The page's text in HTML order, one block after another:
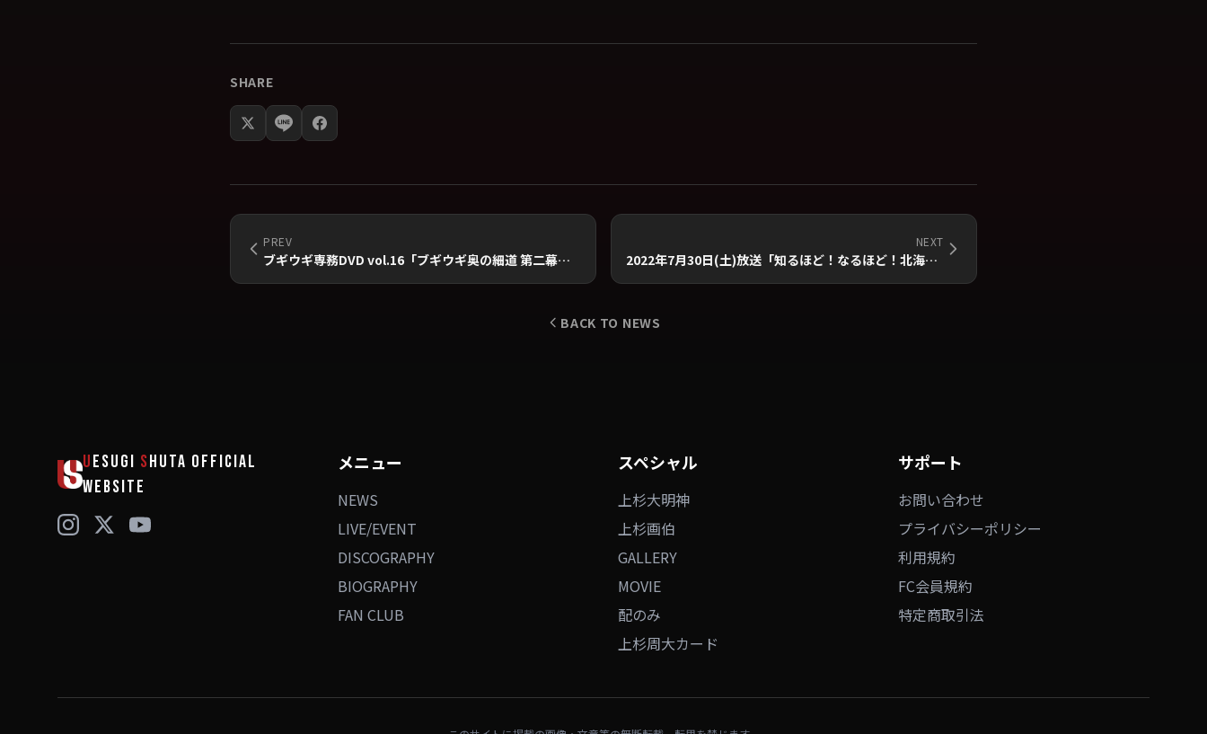
SHARE
PREV
ブギウギ専務DVD vol.16「ブギウギ奥の細道 第二幕」～厚岸 牡蠣の章～発売＆発売イベント開催のお知らせ！
NEXT
2022年7月30日(土)放送「知るほど！なるほど！北海道」出演のお知らせ
BACK TO NEWS
UESUGI SHUTA OFFICIAL
WEBSITE
メニュー
NEWS
LIVE/EVENT
DISCOGRAPHY
BIOGRAPHY
FAN CLUB
スペシャル
上杉大明神
上杉画伯
GALLERY
MOVIE
配のみ
上杉周大カード
サポート
お問い合わせ
プライバシーポリシー
利用規約
FC会員規約
特定商取引法